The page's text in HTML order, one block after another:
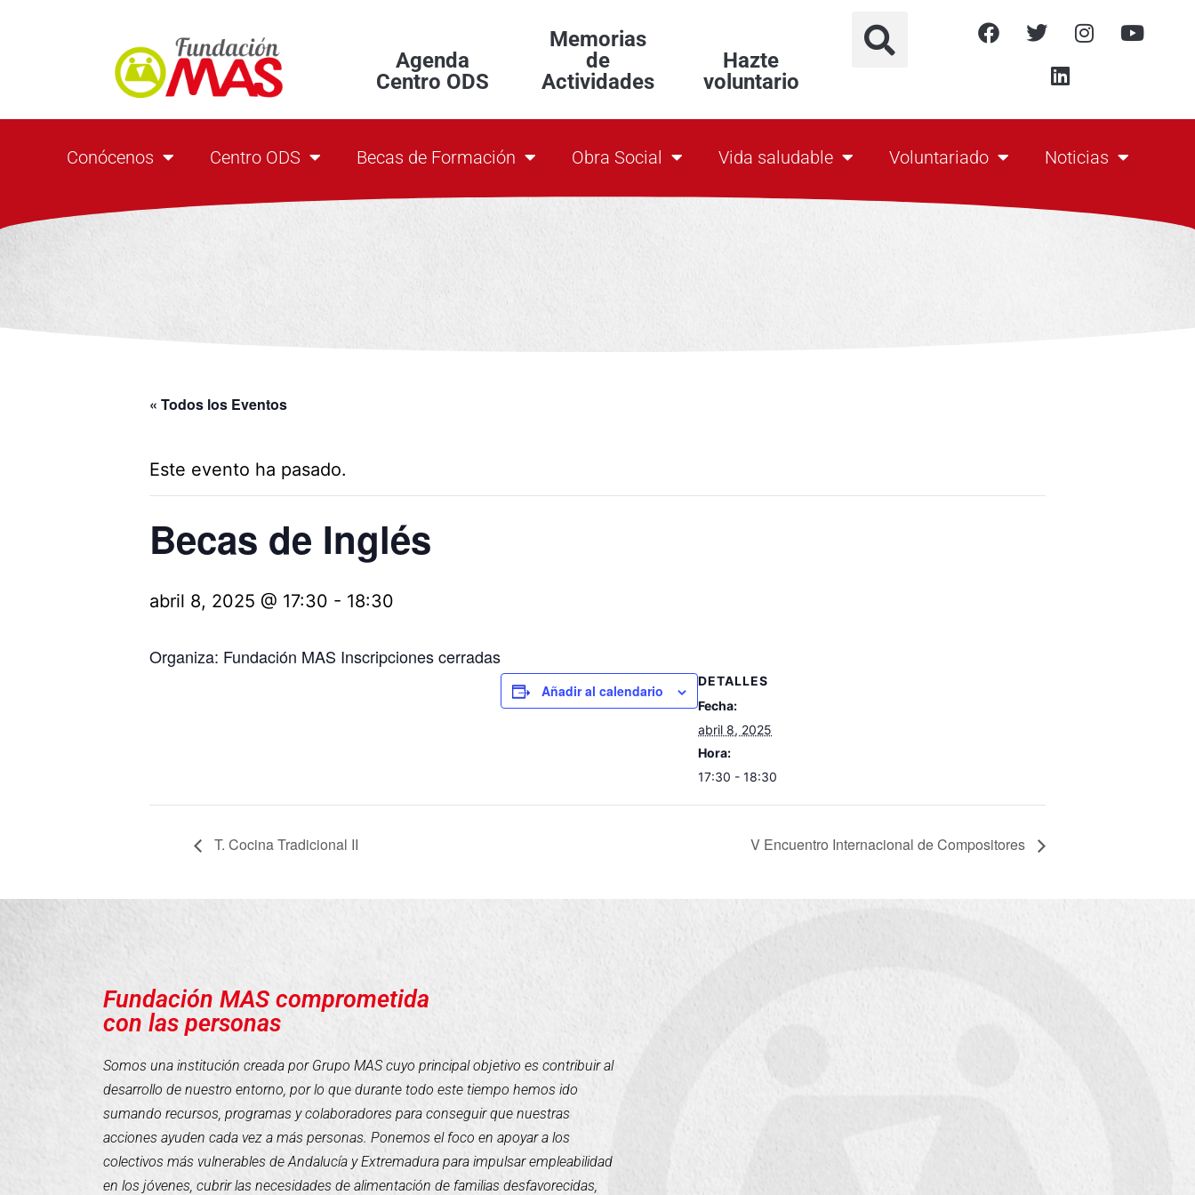
Agenda
Centro ODS
Memorias
de
Actividades
Hazte
voluntario
Conócenos Centro ODS Becas de Formación Obra Social Vida saludable Voluntariado Noticias
« Todos los Eventos
Este evento ha pasado.
Becas de Inglés
abril 8, 2025 @ 17:30 - 18:30
Organiza: Fundación MAS Inscripciones cerradas
Añadir al calendario
DETALLES
Fecha:
abril 8, 2025
Hora:
17:30 - 18:30
T. Cocina Tradicional II V Encuentro Internacional de Compositores
Fundación MAS comprometida
con las personas
Somos una institución creada por Grupo MAS cuyo principal objetivo es contribuir al
desarrollo de nuestro entorno, por lo que durante todo este tiempo hemos ido
sumando recursos, programas y colaboradores para conseguir que nuestras
acciones ayuden cada vez a más personas. Ponemos el foco en apoyar a los
colectivos más vulnerables de Andalucía y Extremadura para impulsar empleabilidad
en los jóvenes, cubrir las necesidades de alimentación de familias desfavorecidas,